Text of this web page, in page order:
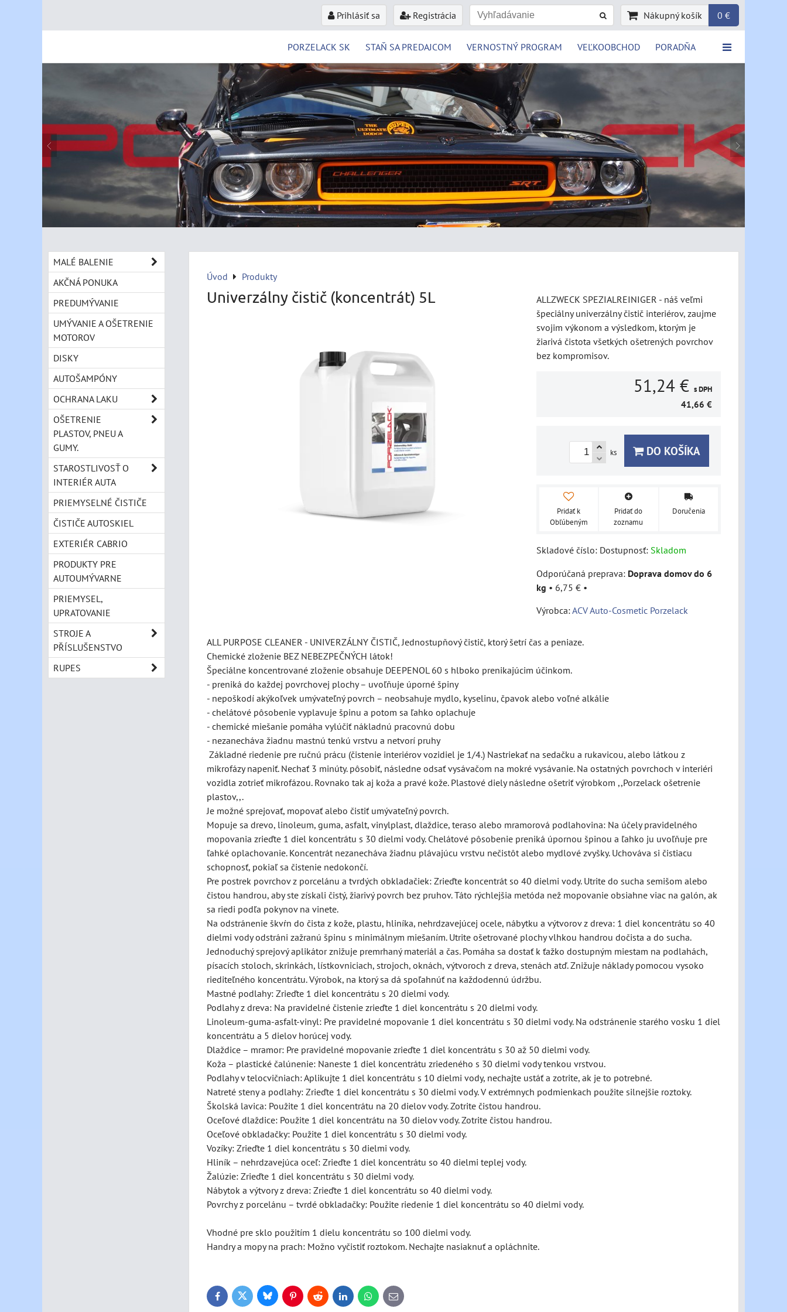
Prihlásiť sa Registrácia Nákupný košík 0 €
PORZELACK SK STAŇ SA PREDAJCOM VERNOSTNÝ PROGRAM VEĽKOOBCHOD PORADŇA
Úvod Produkty
Univerzálny čistič (koncentrát) 5L
ALLZWECK SPEZIALREINIGER - náš veľmi
špeciálny univerzálny čistič interiérov, zaujme
svojim výkonom a výsledkom, ktorým je
žiarivá čistota všetkých ošetrených povrchov
bez kompromisov.
51,24 € s DPH
41,66 €
ks DO KOŠÍKA
Pridať k
Obľúbeným
Pridať do
zoznamu
Doručenia
Skladové číslo: Dostupnosť: Skladom
Doprava domov do 6
kg • 6,75 € •
Výrobca:ACV Auto-Cosmetic Porzelack
ALL PURPOSE CLEANER - UNIVERZÁLNY ČISTIČ, Jednostupňový čistič, ktorý šetrí čas a peniaze.
Chemické zloženie BEZ NEBEZPEČNÝCH látok!
Špeciálne koncentrované zloženie obsahuje DEEPENOL 60 s hlboko prenikajúcim účinkom.
- preniká do každej povrchovej plochy – uvoľňuje úporné špiny
- nepoškodí akýkoľvek umývateľný povrch – neobsahuje mydlo, kyselinu, čpavok alebo voľné alkálie
- chelátové pôsobenie vyplavuje špinu a potom sa ľahko oplachuje
- chemické miešanie pomáha vylúčiť nákladnú pracovnú dobu
- nezanecháva žiadnu mastnú tenkú vrstvu a netvorí pruhy
Základné riedenie pre ručnú prácu (čistenie interiérov vozidiel je 1/4.) Nastriekať na sedačku a rukavicou, alebo látkou z
mikrofázy napeniť. Nechať 3 minúty. pôsobiť, následne odsať vysávačom na mokré vysávanie. Na ostatných povrchoch v interiéri
vozidla zotrieť mikrofázou. Rovnako tak aj koža a pravé kože. Plastové diely následne ošetriť výrobkom ,,Porzelack ošetrenie
plastov,,.
Je možné sprejovať, mopovať alebo čistiť umývateľný povrch.
Mopuje sa drevo, linoleum, guma, asfalt, vinylplast, dlaždice, teraso alebo mramorová podlahovina: Na účely pravidelného
mopovania zrieďte 1 diel koncentrátu s 30 dielmi vody. Chelátové pôsobenie preniká úpornou špinou a ľahko ju uvoľňuje pre
ľahké oplachovanie. Koncentrát nezanecháva žiadnu plávajúcu vrstvu nečistôt alebo mydlové zvyšky. Uchováva si čistiacu
schopnosť, pokiaľ sa čistenie nedokončí.
Pre postrek povrchov z porcelánu a tvrdých obkladačiek: Zrieďte koncentrát so 40 dielmi vody. Utrite do sucha semišom alebo
čistou handrou, aby ste získali čistý, žiarivý povrch bez pruhov. Táto rýchlejšia metóda než mopovanie obsiahne viac na galón, ak
sa riedi podľa pokynov na vinete.
Na odstránenie škvŕn do čista z kože, plastu, hliníka, nehrdzavejúcej ocele, nábytku a výtvorov z dreva: 1 diel koncentrátu so 40
dielmi vody odstráni zažranú špinu s minimálnym miešaním. Utrite ošetrované plochy vlhkou handrou dočista a do sucha.
Jednoduchý sprejový aplikátor znižuje premrhaný materiál a čas. Pomáha sa dostať k ťažko dostupným miestam na podlahách,
písacích stoloch, skrinkách, lístkovniciach, strojoch, oknách, výtvoroch z dreva, stenách atď. Znižuje náklady pomocou vysoko
riediteľného koncentrátu. Výrobok, na ktorý sa dá spoľahnúť na každodennú údržbu.
Mastné podlahy: Zrieďte 1 diel koncentrátu s 20 dielmi vody.
Podlahy z dreva: Na pravidelné čistenie zrieďte 1 diel koncentrátu s 20 dielmi vody.
Linoleum-guma-asfalt-vinyl: Pre pravidelné mopovanie 1 diel koncentrátu s 30 dielmi vody. Na odstránenie starého vosku 1 diel
koncentrátu a 5 dielov horúcej vody.
Dlaždice – mramor: Pre pravidelné mopovanie zrieďte 1 diel koncentrátu s 30 až 50 dielmi vody.
Koža – plastické čalúnenie: Naneste 1 diel koncentrátu zriedeného s 30 dielmi vody tenkou vrstvou.
Podlahy v telocvičniach: Aplikujte 1 diel koncentrátu s 10 dielmi vody, nechajte ustáť a zotrite, ak je to potrebné.
Natreté steny a podlahy: Zrieďte 1 diel koncentrátu s 30 dielmi vody. V extrémnych podmienkach použite silnejšie roztoky.
Školská lavica: Použite 1 diel koncentrátu na 20 dielov vody. Zotrite čistou handrou.
Oceľové dlaždice: Použite 1 diel koncentrátu na 30 dielov vody. Zotrite čistou handrou.
Oceľové obkladačky: Použite 1 diel koncentrátu s 30 dielmi vody.
Vozíky: Zrieďte 1 diel koncentrátu s 30 dielmi vody.
Hliník – nehrdzavejúca oceľ: Zrieďte 1 diel koncentrátu so 40 dielmi teplej vody.
Žalúzie: Zrieďte 1 diel koncentrátu s 30 dielmi vody.
Nábytok a výtvory z dreva: Zrieďte 1 diel koncentrátu so 40 dielmi vody.
Povrchy z porcelánu – tvrdé obkladačky: Použite riedenie 1 diel koncentrátu so 40 dielmi vody.
Vhodné pre sklo použitím 1 dielu koncentrátu so 100 dielmi vody.
Handry a mopy na prach: Možno vyčistiť roztokom. Nechajte nasiaknuť a opláchnite.
FacebookTwitter BlueskyPinterestReddit LinkedInWhatsApp
E-
mail
MALÉ BALENIE
AKČNÁ PONUKA
PREDUMÝVANIE
UMÝVANIE A OŠETRENIE
MOTOROV
DISKY
AUTOŠAMPÓNY
OCHRANA LAKU
OŠETRENIE
PLASTOV, PNEU A
GUMY.
STAROSTLIVOSŤ O
INTERIÉR AUTA
PRIEMYSELNÉ ČISTIČE
ČISTIČE AUTOSKIEL
EXTERIÉR CABRIO
PRODUKTY PRE
AUTOUMÝVARNE
PRIEMYSEL,
UPRATOVANIE
STROJE A
PŘÍSLUŠENSTVO
RUPES